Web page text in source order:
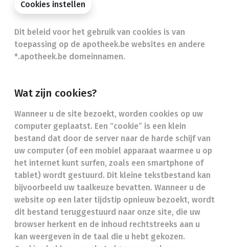
Cookies instellen
Dit beleid voor het gebruik van cookies is van
toepassing op de apotheek.be websites en andere
*.apotheek.be domeinnamen.
Wat zijn cookies?
Wanneer u de site bezoekt, worden cookies op uw
computer geplaatst. Een “cookie” is een klein
bestand dat door de server naar de harde schijf van
uw computer (of een mobiel apparaat waarmee u op
het internet kunt surfen, zoals een smartphone of
tablet) wordt gestuurd. Dit kleine tekstbestand kan
bijvoorbeeld uw taalkeuze bevatten. Wanneer u de
website op een later tijdstip opnieuw bezoekt, wordt
dit bestand teruggestuurd naar onze site, die uw
browser herkent en de inhoud rechtstreeks aan u
kan weergeven in de taal die u hebt gekozen.